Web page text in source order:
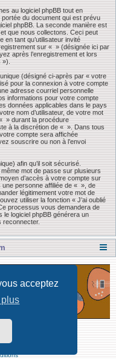
acceptez
au logiciel phpBB tout en
du document qui est prévu
phpBB. La seconde manière est
que nous collectons. Ceci peut
en tant qu’utilisateur invité
sur « » (désignée ici par
après l’enregistrement et lors
(désigné ci-après par « votre
pour la connexion à votre compte
adresse courriel personnelle
informations pour votre compte
données applicables dans le pays
nom d’utilisateur, de votre mot
» durant la procédure
à la discrétion de « ». Dans tous
compte sera affichée
souscrire ou non à l’envoi
afin qu’il soit sécurisé.
mot de passe sur plusieurs
d’accès à votre compte sur
personne affiliée de « », de
légitimement votre mot de
utiliser la fonction « J’ai oublié
processus vous demandera de
le logiciel phpBB générera un
reconnecter.
phpBB Limited
fr